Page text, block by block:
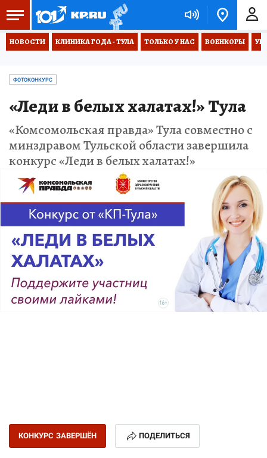
НОВОСТИ КЛИНИКА ГОДА - ТУЛА ТОЛЬКО У НАС ВОЕНКОРЫ
ФОТОКОНКУРС
«Леди в белых халатах!» Тула
«Комсомольская правда» Тула совместно с
минздравом Тульской области завершила
конкурс «Леди в белых халатах!»
КОНКУРС ЗАВЕРШЁН ПОДЕЛИТЬСЯ